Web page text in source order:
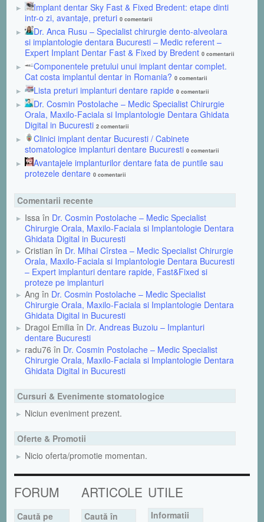
Implant dentar Sky Fast & Fixed Bredent: etape dinti
intr-o zi, avantaje, preturi 0 comentarii
Dr. Anca Rusu – Specialist chirurgie dento-alveolara
si implantologie dentara Bucuresti – Medic referent –
Expert Implant Dentar Fast & Fixed by Bredent 0 comentarii
Componentele pretului unui implant dentar complet.
Cat costa implantul dentar in Romania? 0 comentarii
Lista preturi implanturi dentare rapide 0 comentarii
Dr. Cosmin Postolache – Medic Specialist Chirurgie
Orala, Maxilo-Faciala si Implantologie Dentara Ghidata
Digital in Bucuresti 2 comentarii
Clinici implant dentar Bucuresti / Cabinete
stomatologice implanturi dentare Bucuresti 0 comentarii
Avantajele implanturilor dentare fata de puntile sau
protezele dentare 0 comentarii
Comentarii recente
Issa în Dr. Cosmin Postolache – Medic Specialist
Chirurgie Orala, Maxilo-Faciala si Implantologie Dentara
Ghidata Digital in Bucuresti
Cristian în Dr. Mihai Cîrstea – Medic Specialist Chirurgie
Orala, Maxilo-Faciala si Implantologie Dentara Bucuresti
– Expert implanturi dentare rapide, Fast&Fixed si
proteze pe implanturi
Ang în Dr. Cosmin Postolache – Medic Specialist
Chirurgie Orala, Maxilo-Faciala si Implantologie Dentara
Ghidata Digital in Bucuresti
Dragoi Emilia în Dr. Andreas Buzoiu – Implanturi
dentare Bucuresti
radu76 în Dr. Cosmin Postolache – Medic Specialist
Chirurgie Orala, Maxilo-Faciala si Implantologie Dentara
Ghidata Digital in Bucuresti
Cursuri & Evenimente stomatologice
Niciun eveniment prezent.
Oferte & Promotii
Nicio oferta/promotie momentan.
FORUM
Caută pe
ARTICOLE
Caută în
UTILE
Informatii